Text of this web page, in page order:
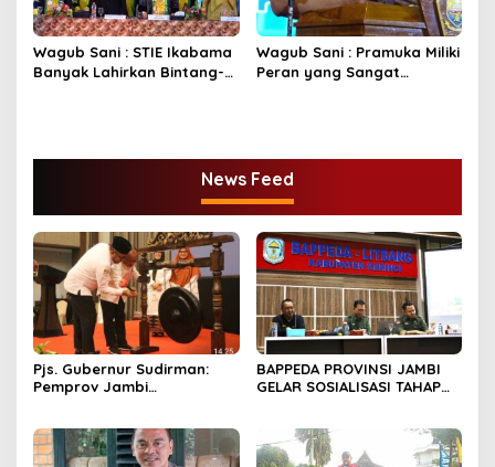
Wagub Sani : STIE Ikabama
Banyak Lahirkan Bintang-
Wagub Sani : Pramuka Miliki
Peran yang Sangat
News Feed
Pjs. Gubernur Sudirman:
Pemprov Jambi
Hijau
BAPPEDA PROVINSI JAMBI
GELAR SOSIALISASI TAHAP
MENGIMPLEMENTASIKAN
REDD+”